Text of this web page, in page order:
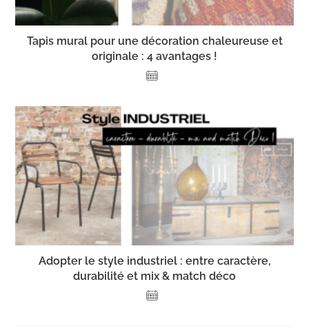
Tapis mural pour une décoration chaleureuse et
originale : 4 avantages !
Adopter le style industriel : entre caractère,
durabilité et mix & match déco